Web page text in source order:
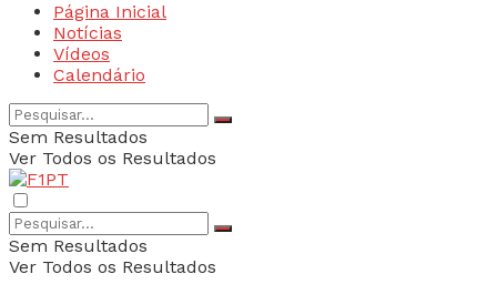
Página Inicial
Notícias
Vídeos
Calendário
Sem Resultados
Ver Todos os Resultados
Sem Resultados
Ver Todos os Resultados